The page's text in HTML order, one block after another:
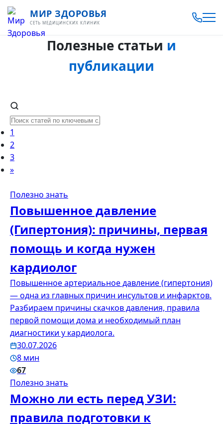
МИР ЗДОРОВЬЯ
СЕТЬ МЕДИЦИНСКИХ КЛИНИК
Полезные статьи и
публикации
1
2
3
»
Полезно знать
Повышенное давление
(Гипертония): причины, первая
помощь и когда нужен
кардиолог
Повышенное артериальное давление (гипертония)
— одна из главных причин инсультов и инфарктов.
Разбираем причины скачков давления, правила
первой помощи дома и необходимый план
диагностики у кардиолога.
30.07.2026
8 мин
67
Полезно знать
Можно ли есть перед УЗИ:
правила подготовки к